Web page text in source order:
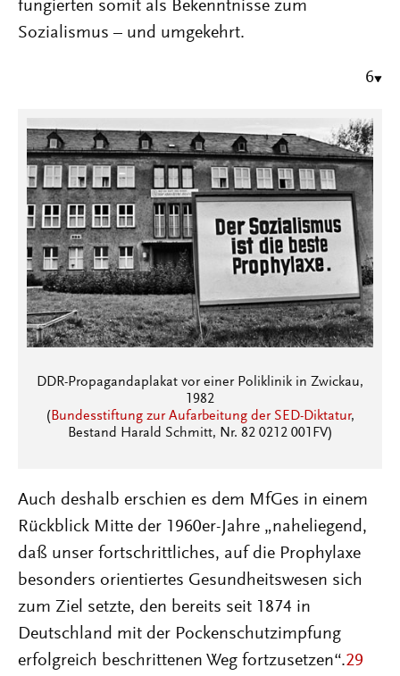
fungierten somit als Bekenntnisse zum
Sozialismus – und umgekehrt.
6
DDR-Propagandaplakat vor einer Poliklinik in Zwickau,
1982
(Bundesstiftung zur Aufarbeitung der SED-Diktatur,
Bestand Harald Schmitt, Nr. 82 0212 001FV)
Auch deshalb erschien es dem MfGes in einem
Rückblick Mitte der 1960er-Jahre „naheliegend,
daß unser fortschrittliches, auf die Prophylaxe
besonders orientiertes Gesundheitswesen sich
zum Ziel setzte, den bereits seit 1874 in
Deutschland mit der Pockenschutzimpfung
erfolgreich beschrittenen Weg fortzusetzen“.29